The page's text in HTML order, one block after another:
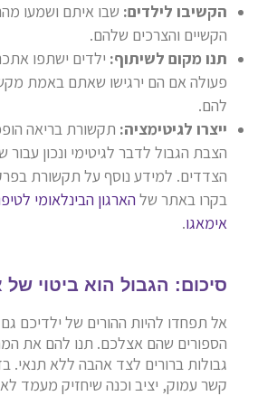
הקשיבו לילדים: שבו איתם ושמעו
הקשיים והצרכים שלהם.
תנו מקום לשיתוף: ילדים ישתפו
פעולה אם הם ירגישו שאתם באמת
להם.
ייצרו לגיטימציה: תקשורת בריאה
הצבת הגבול לדבר לגיטימי ונכון עבור
הצדדים. למידע נוסף על תקשורת
בקרו באתר שלהארגון הבינלאומי
אימאגו.
סיכום: הגבול הוא ביטוי של
אל תפחדו להיות ההורים של ילדיכם
הספורים שהם אצלכם. תנו להם את
גבולות ברורים לצד אהבה ללא תנאי.
קשר עמוק, יציב וכנה שיחזיק מעמד